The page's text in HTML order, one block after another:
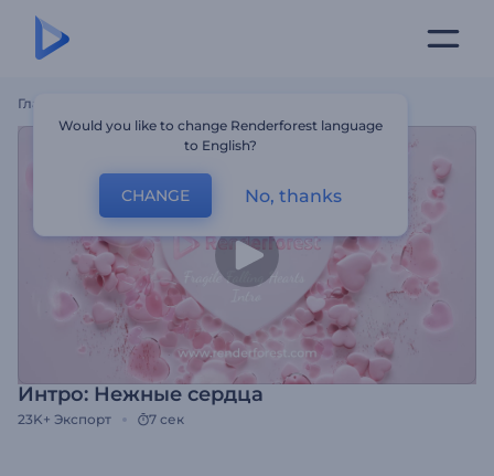
Главная
Интро: Нежные сердца
23K+ Экспорт 7 сек
Would you like to change Renderforest language
to English?
CHANGE No, thanks